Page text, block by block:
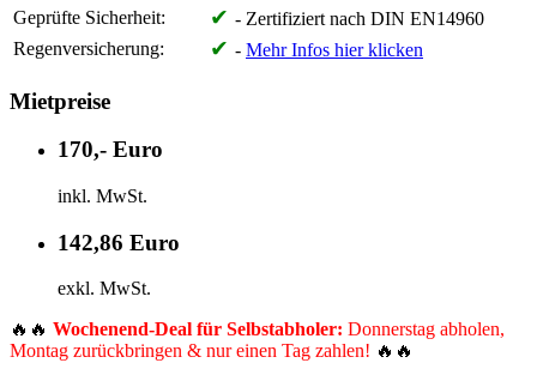
Geprüfte Sicherheit:
✔ - Zertifiziert nach DIN EN14960
Regenversicherung:
✔ - Mehr Infos hier klicken
Mietpreise
170,- Euro
inkl. MwSt.
142,86 Euro
exkl. MwSt.
🔥🔥 Wochenend-Deal für Selbstabholer: Donnerstag abholen,
Montag zurückbringen & nur einen Tag zahlen! 🔥🔥